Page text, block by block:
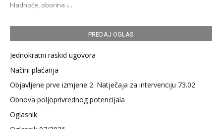
hladnoće, oborina i...
PREDAJ OGLAS
Jednokratni raskid ugovora
Načini plaćanja
Objavljene prve izmjene 2. Natječaja za intervenciju 73.02
Obnova poljoprivrednog potencijala
Oglasnik